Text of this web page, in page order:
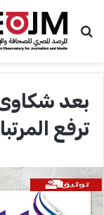
بحث عن
بعد
ترفع